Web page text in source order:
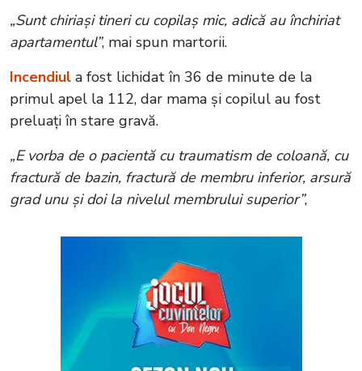
„Sunt chiriași tineri cu copilaș mic, adică au închiriat
apartamentul”, mai spun martorii.
Incendiul a fost lichidat în 36 de minute de la
primul apel la 112, dar mama și copilul au fost
preluați în stare gravă.
„E vorba de o pacientă cu traumatism de coloană, cu
fractură de bazin, fractură de membru inferior, arsură
grad unu și doi la nivelul membrului superior”,